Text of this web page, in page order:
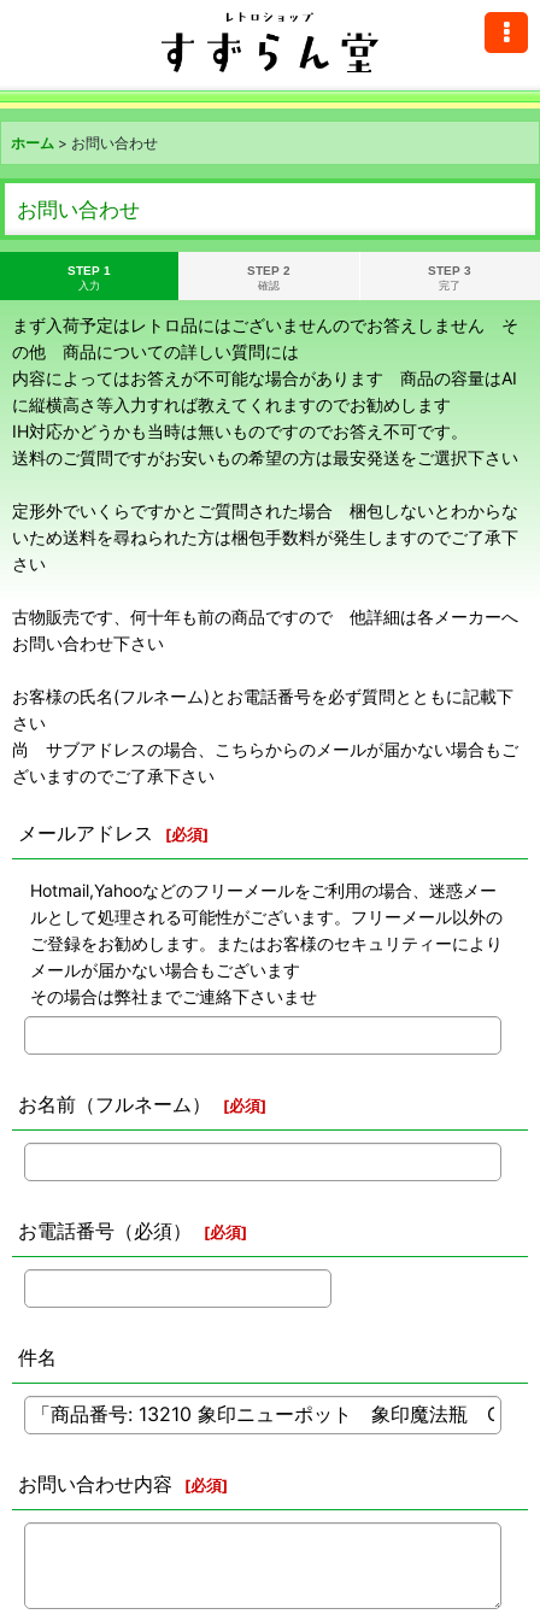
ホーム > お問い合わせ
お問い合わせ
STEP 1
入力
STEP 2
確認
STEP 3
完了
まず入荷予定はレトロ品にはございませんのでお答えしません そ
の他 商品についての詳しい質問には
内容によってはお答えが不可能な場合があります 商品の容量はAI
に縦横高さ等入力すれば教えてくれますのでお勧めします
IH対応かどうかも当時は無いものですのでお答え不可です。
送料のご質問ですがお安いもの希望の方は最安発送をご選択下さい
定形外でいくらですかとご質問された場合 梱包しないとわからな
いため送料を尋ねられた方は梱包手数料が発生しますのでご了承下
さい
古物販売です、何十年も前の商品ですので 他詳細は各メーカーへ
お問い合わせ下さい
お客様の氏名(フルネーム)とお電話番号を必ず質問とともに記載下
さい
尚 サブアドレスの場合、こちらからのメールが届かない場合もご
ざいますのでご了承下さい
メールアドレス [必須]
Hotmail,Yahooなどのフリーメールをご利用の場合、迷惑メー
ルとして処理される可能性がございます。フリーメール以外の
ご登録をお勧めします。またはお客様のセキュリティーにより
メールが届かない場合もございます
その場合は弊社までご連絡下さいませ
お名前（フルネーム） [必須]
お電話番号（必須） [必須]
件名
お問い合わせ内容 [必須]